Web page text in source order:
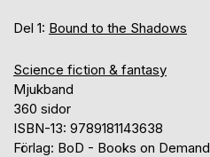
Del 1: Bound to the Shadows
Science fiction & fantasy
Mjukband
360 sidor
ISBN-13: 9789181143638
Förlag: BoD - Books on Demand